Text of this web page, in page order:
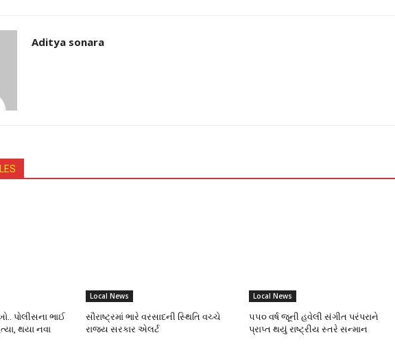
Aditya sonara
પોલીસના ભાઈ
થયા નવા
Local News
સૌરાષ્ટ્રમાં ભારે વરસાદની સ્થિતિ વચ્ચે
રાજ્ય સરકાર એલર્ટ
Local News
૫૫૦ વર્ષ જૂની હવેલી સંગીત પરંપરાને
પ્રાપ્ત થયું રાષ્ટ્રીય સ્તરે સન્માન